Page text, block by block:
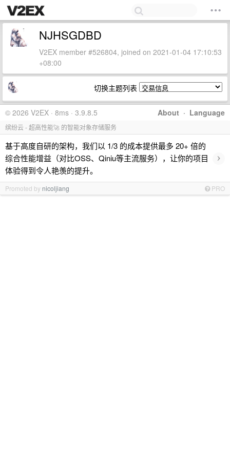
NJHSGDBD
V2EX member #526804, joined on 2021-01-04 17:10:53
+08:00
切换主题列表
About · Language
© 2026 V2EX · 8ms · 3.9.8.5
缤纷云 - 超高性能🚀 的智能对象存储服务
基于高度自研的架构，我们以 1/3 的成本提供最多 20+ 倍的
综合性能增益（对比OSS、Qiniu等主流服务），让你的项目
体验得到令人艳羡的提升。
›
Promoted by nicoljiang PRO